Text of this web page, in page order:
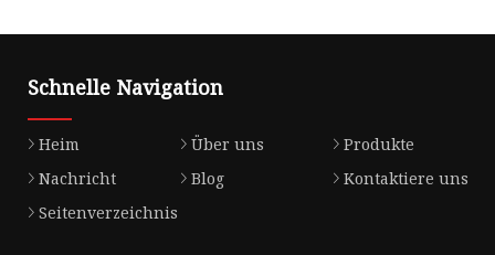
Schnelle Navigation
Heim Über uns
Produkte
Nachricht
Blog
Kontaktiere uns
Seitenverzeichnis